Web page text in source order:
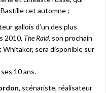
Bastille cet automne ;
gallois d’un des plus
2010, The Raid, son prochain
Whitaker, sera disponible sur
10 ans.
, scénariste, réalisateur